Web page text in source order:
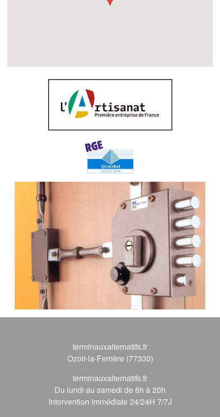
terminauxalternatifs.fr
Ozoir-la-Ferrière (77330)
terminauxalternatifs.fr
Du lundi au samedi de 8h à 20h
Intervention immédiate 24/24H 7/7J